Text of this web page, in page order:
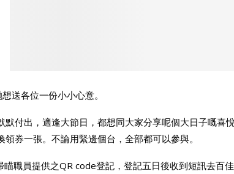
送各位一份小小心意。
默付出，適逢大節日，都想同大家分享呢個大日子嘅喜
領券一張。不論用緊邊個台，全部都可以參與。
瞄職員提供之QR code登記，登記五日後收到短訊去百